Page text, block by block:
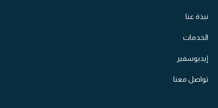
نبذة عنا
الخدمات
إيديوسفير
تواصل معنا